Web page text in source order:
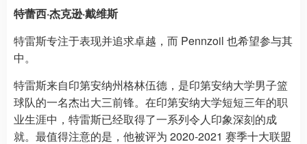
特蕾西·杰克逊·戴维斯
特雷斯专注于表现并追求卓越，而 Pennzoil 也希望参与其
中。
特雷斯来自印第安纳州格林伍德，是印第安纳大学男子篮
球队的一名杰出大三前锋。在印第安纳大学短短三年的职
业生涯中，特雷斯已经取得了一系列令人印象深刻的成
就。最值得注意的是，他被评为 2020-2021 赛季十大联盟